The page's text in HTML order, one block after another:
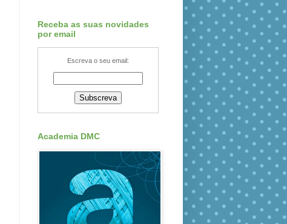
Receba as suas novidades
por email
Escreva o seu email:
Academia DMC